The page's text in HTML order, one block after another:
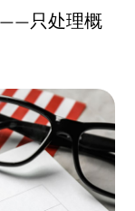
——只处理概